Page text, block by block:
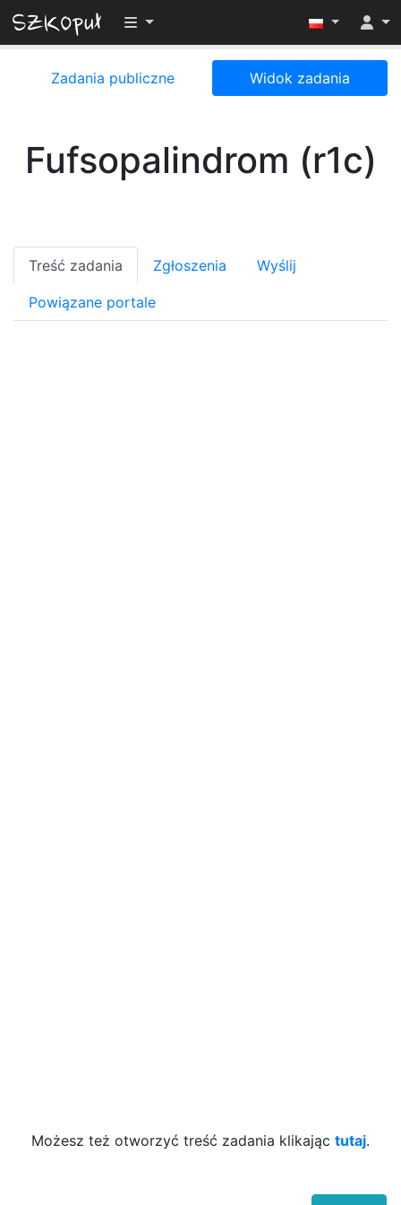
Przełącz widoczność menu
Zadania publiczne Widok zadania
Fufsopalindrom (r1c)
Treść zadania Zgłoszenia Wyślij
Powiązane portale
Możesz też otworzyć treść zadania klikając tutaj.